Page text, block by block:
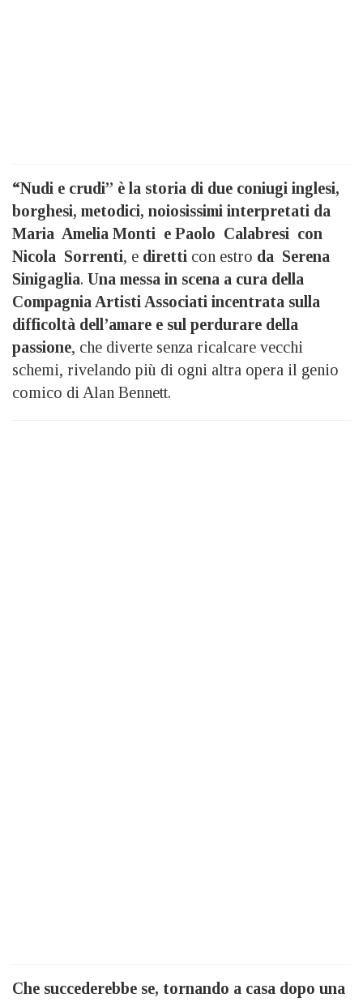
“Nudi e crudi” è la storia di due coniugi inglesi,
borghesi, metodici, noiosissimi interpretati da
Maria Amelia Monti e Paolo Calabresi con
Nicola Sorrenti, e diretti con estro da Serena
Sinigaglia. Una messa in scena a cura della
Compagnia Artisti Associati incentrata sulla
difficoltà dell’amare e sul perdurare della
passione, che diverte senza ricalcare vecchi
schemi, rivelando più di ogni altra opera il genio
comico di Alan Bennett.
Che succederebbe se, tornando a casa dopo una